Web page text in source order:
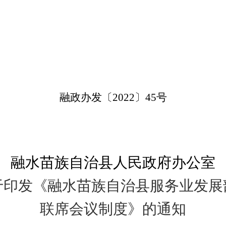
融政办发 〔2022〕 45号
融水苗族自治县人民政府办公室
发《融水苗族自治县服务业发
联席会议制度》的通知